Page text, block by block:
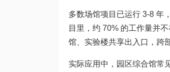
多数场馆项目已运行 3-8 年
目里，约 70% 的工作量并
馆、实验楼共享出入口，跨
实际应用中，园区综合馆常